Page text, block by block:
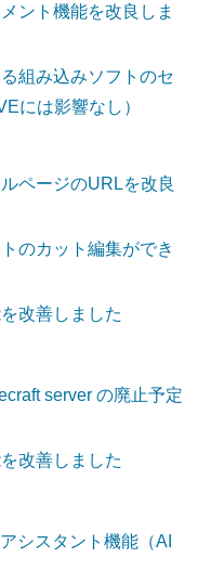
ント機能を改良しま
組み込みソフトのセ
には影響なし）
ページのURLを改良
のカット編集ができ
改善しました
server の廃止予定
改善しました
シスタント機能（AI